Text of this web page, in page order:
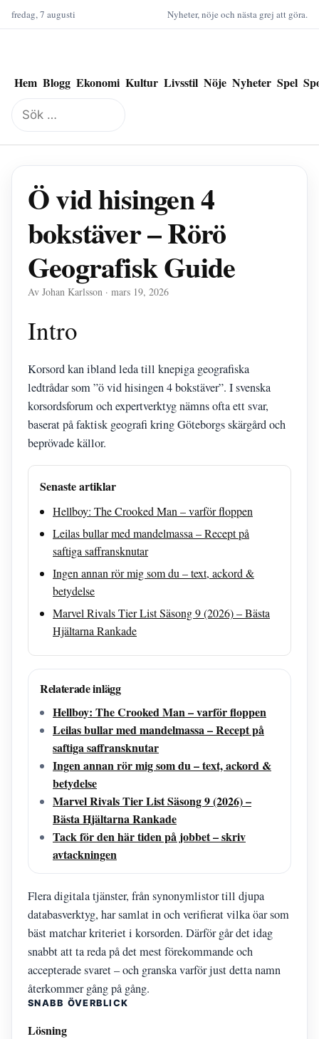
fredag, 7 augusti Nyheter, nöje och nästa grej att göra.
Hem Blogg Ekonomi Kultur Livsstil Nöje Nyheter Spel
Sök
efter:
Ö vid hisingen 4
bokstäver – Rörö
Geografisk Guide
Av Johan Karlsson · mars 19, 2026
Intro
Korsord kan ibland leda till knepiga geografiska
ledtrådar som ”ö vid hisingen 4 bokstäver”. I svenska
korsordsforum och expertverktyg nämns ofta ett svar,
baserat på faktisk geografi kring Göteborgs skärgård och
beprövade källor.
Senaste artiklar
Hellboy: The Crooked Man – varför floppen
Leilas bullar med mandelmassa – Recept på
saftiga saffransknutar
Ingen annan rör mig som du – text, ackord &
betydelse
Marvel Rivals Tier List Säsong 9 (2026) – Bästa
Hjältarna Rankade
Relaterade inlägg
Hellboy: The Crooked Man – varför floppen
Leilas bullar med mandelmassa – Recept på
saftiga saffransknutar
Ingen annan rör mig som du – text, ackord &
betydelse
Marvel Rivals Tier List Säsong 9 (2026) –
Bästa Hjältarna Rankade
Tack för den här tiden på jobbet – skriv
avtackningen
Flera digitala tjänster, från synonymlistor till djupa
databasverktyg, har samlat in och verifierat vilka öar som
bäst matchar kriteriet i korsorden. Därför går det idag
snabbt att ta reda på det mest förekommande och
accepterade svaret – och granska varför just detta namn
återkommer gång på gång.
SNABB ÖVERBLICK
Lösning